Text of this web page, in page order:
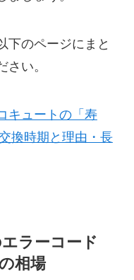
下のページにまと
い。
キュートの「寿
換時期と理由・長
ラーコード
相場